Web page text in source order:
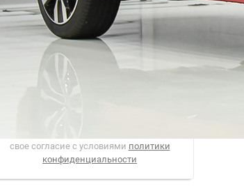
Рассылка
Лучшие материалы Авторевю — в
вашем почтовом ящике
свое согласие с условиями политики
конфиденциальности